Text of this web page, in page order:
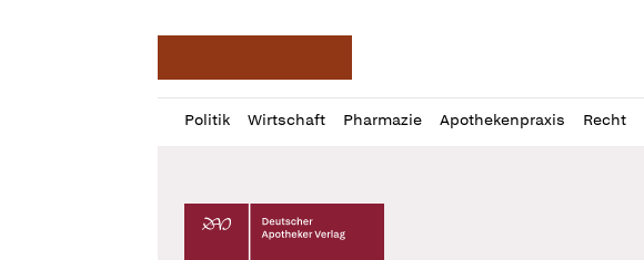
Politik Wirtschaft Pharmazie Apothekenpraxis Recht
Profil
öffnen
Daz
Pur
Deutscher Apotheker Verlag Logo